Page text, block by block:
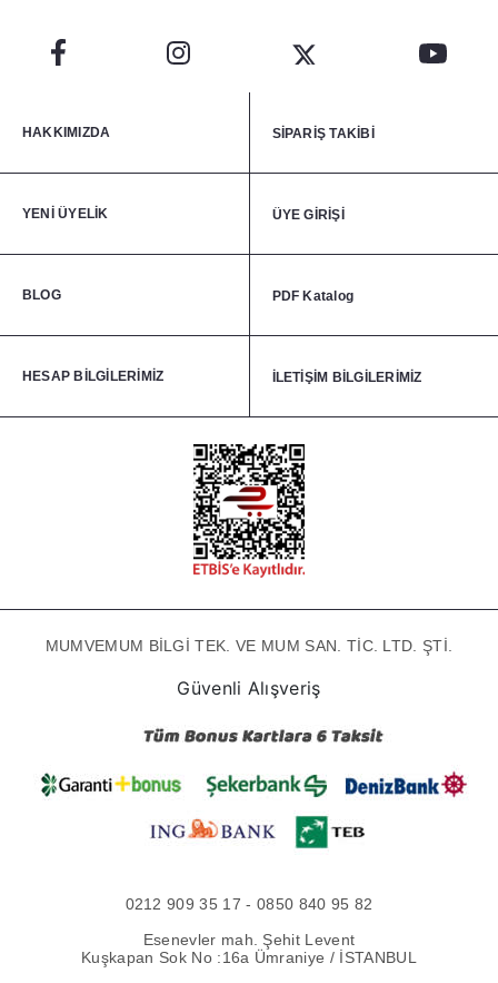
HAKKIMIZDA SİPARİŞ TAKİBİ
YENİ ÜYELİK ÜYE GİRİŞİ
BLOG PDF Katalog
HESAP BİLGİLERİMİZ İLETİŞİM BİLGİLERİMİZ
MUMVEMUM BİLGİ TEK. VE MUM SAN. TİC. LTD. ŞTİ.
Güvenli Alışveriş
0212 909 35 17 - 0850 840 95 82
Esenevler mah. Şehit Levent
Kuşkapan Sok No :16a Ümraniye / İSTANBUL